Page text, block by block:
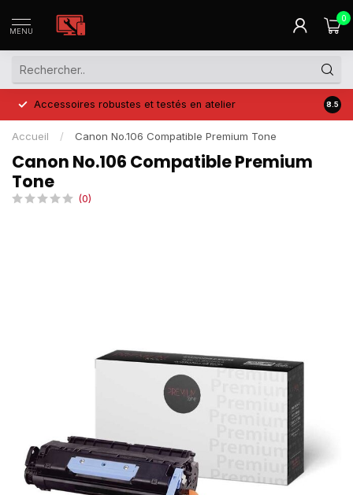
MENU
0
Accessoires robustes et testés en atelier Prix
8.5
Accueil / Canon No.106 Compatible Premium Tone
Canon No.106 Compatible Premium
Tone
(0)